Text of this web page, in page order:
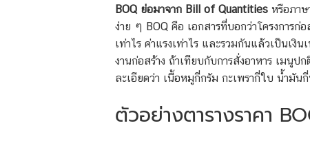
BOQ ย่อมาจาก Bill of Quantities หรือภาษ
ง่าย ๆ BOQ คือ เอกสารที่บอกว่าโครงการก่
เท่าไร ค่าแรงเท่าไร และรวมกันแล้วเป็นเงินเ
งานก่อสร้าง ถ้าเทียบกับการสั่งอาหาร เมนู
ละเอียดว่า เนื้อหมูกี่กรัม กะเพรากี่ใบ น้ำมัน
ตัวอย่างตารางราคา